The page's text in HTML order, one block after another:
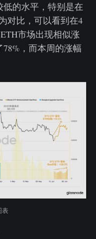
低的水平，特别是在
对比，可以看到在4
市场出现相似涨
，而本周的涨幅
表